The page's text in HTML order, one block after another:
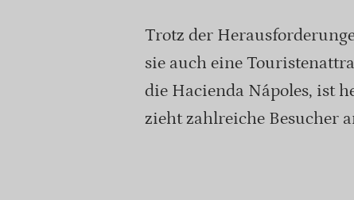
Trotz der
sie auch eine
die Hacienda Nápoles, ist
zieht zahlreiche Besucher